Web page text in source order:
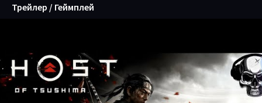
Трейлер / Геймплей